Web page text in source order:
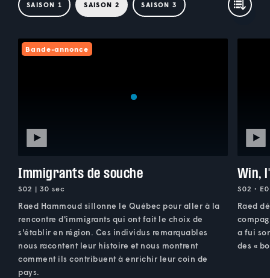
SAISON 1 SAISON 2 SAISON 3
Bande-annonce
Immigrants de souche
S02 | 30 sec
Raed Hammoud sillonne le Québec pour aller à la
rencontre d'immigrants qui ont fait le choix de
s'établir en région. Ces individus remarquables
nous racontent leur histoire et nous montrent
comment ils contribuent à enrichir leur coin de
pays.
Win,
S02 •
Raed
a fui
des «